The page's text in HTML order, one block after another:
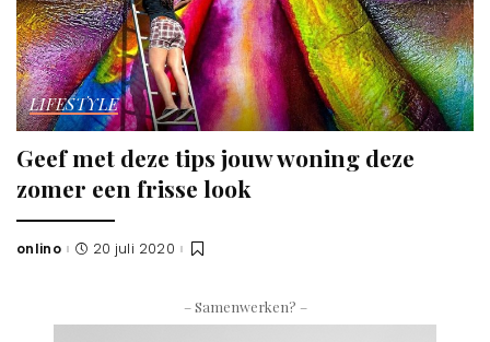
LIFESTYLE
Geef met deze tips jouw woning deze
zomer een frisse look
Posted
onlino 20 juli 2020
– Samenwerken? –